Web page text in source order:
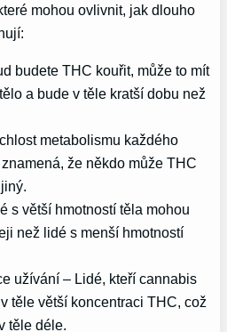
mohou ovlivnit, jak dlouho
budete THC kouřit, může to mít
a bude v těle kratší dobu než
metabolismu každého
že někdo může THC
s větší hmotností těla mohou
než lidé s menší hmotností
užívání – Lidé, kteří cannabis
těle větší koncentraci THC, což
těle déle.